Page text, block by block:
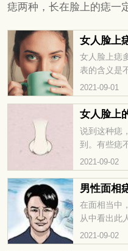
痣两种，长在脸上的痣一
女人脸上痣
表的含义是
就一起来分
含义，长在
2021-09-01
女人脸上
说到这种痣
到。有些痣
上这种一眼
痣也是有讲
右边、右耳
2021-09-02
男性面相
在面相当中
从中看出此
势，如果额
家境都是优
2021-09-02